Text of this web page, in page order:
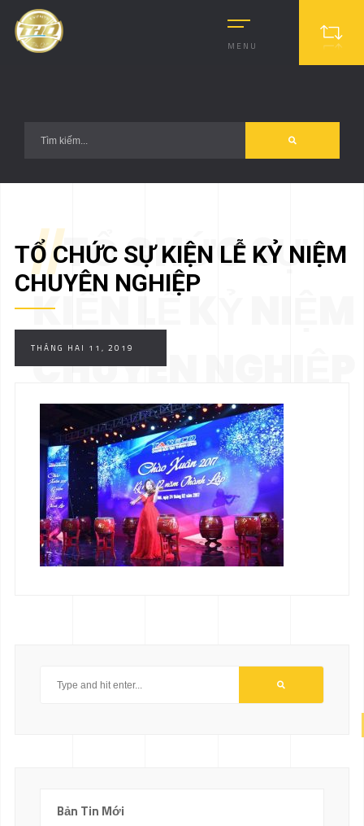
MENU
//TỔ CHỨC SỰ
KIỆN LỄ KỶ NIỆM
CHUYÊN NGHIỆP
TỔ CHỨC SỰ KIỆN LỄ KỶ NIỆM
CHUYÊN NGHIỆP
THÁNG HAI 11, 2019
Bản Tin Mới